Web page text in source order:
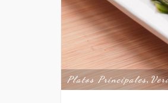
Platos Principales,